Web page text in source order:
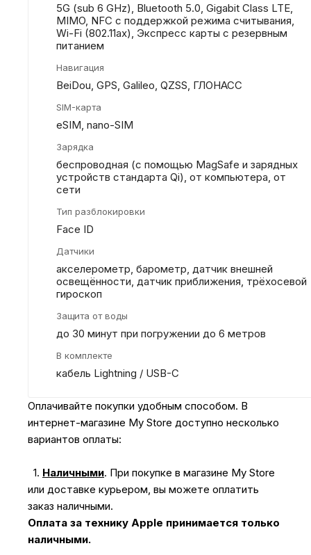
5G (sub 6 GHz), Bluetooth 5.0, Gigabit Class LTE,
MIMO, NFC с поддержкой режима считывания,
Wi-Fi (802.11​ax), Экспресс карты с резервным
питанием
Навигация
BeiDou, GPS, Galileo, QZSS, ГЛОНАСС
SIM-карта
eSIM, nano-SIM
Зарядка
беспроводная (с помощью MagSafe и зарядных
устройств стандарта Qi), от компьютера, от
сети
Тип разблокировки
Face ID
Датчики
акселерометр, барометр, датчик внешней
освещённости, датчик приближения, трёхосевой
гироскоп
Защита от воды
до 30 минут при погружении до 6 метров
В комплекте
кабель Lightning / USB-C
Оплачивайте покупки удобным способом. В
интернет-магазине My Store доступно несколько
вариантов оплаты:
1. Наличными. При покупке в магазине My Store
или доставке курьером, вы можете оплатить
заказ наличными.
Оплата за технику Apple принимается только
наличными.